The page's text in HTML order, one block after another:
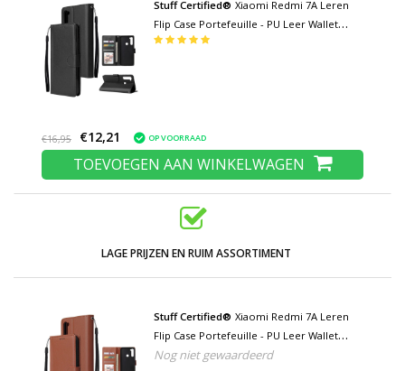
Stuff Certified® Xiaomi Redmi 7A Leren
Flip Case Portefeuille - PU Leer Wallet
Cover Cas Hoesje Zwart
€16,95 €12,21 OP VOORRAAD
TOEVOEGEN AAN WINKELWAGEN
LAGE PRIJZEN EN RUIM ASSORTIMENT
Stuff Certified® Xiaomi Redmi 7A Leren
Flip Case Portefeuille - PU Leer Wallet
Cover Cas Hoesje Bruin
Nog niet gewaardeerd